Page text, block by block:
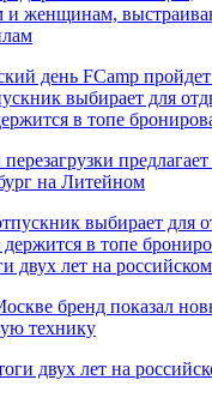
и женщинам,
выбирает для
в топе
предлагает
на Литейном
двух лет на
бренд показал
технику